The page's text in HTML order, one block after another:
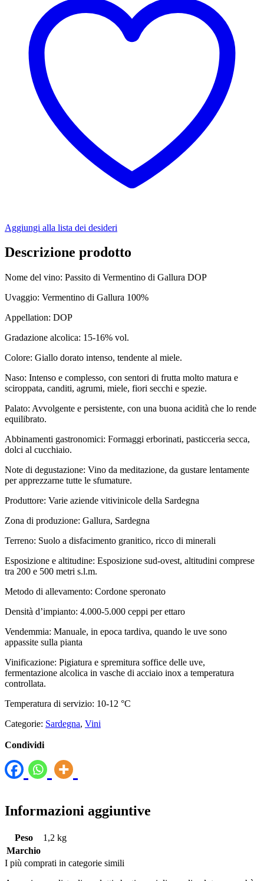
Aggiungi alla lista dei desideri
Descrizione prodotto
Nome del vino: Passito di Vermentino di Gallura DOP
Uvaggio: Vermentino di Gallura 100%
Appellation: DOP
Gradazione alcolica: 15-16% vol.
Colore: Giallo dorato intenso, tendente al miele.
Naso: Intenso e complesso, con sentori di frutta molto matura e
sciroppata, canditi, agrumi, miele, fiori secchi e spezie.
Palato: Avvolgente e persistente, con una buona acidità che lo rende
equilibrato.
Abbinamenti gastronomici: Formaggi erborinati, pasticceria secca,
dolci al cucchiaio.
Note di degustazione: Vino da meditazione, da gustare lentamente
per apprezzarne tutte le sfumature.
Produttore: Varie aziende vitivinicole della Sardegna
Zona di produzione: Gallura, Sardegna
Terreno: Suolo a disfacimento granitico, ricco di minerali
Esposizione e altitudine: Esposizione sud-ovest, altitudini comprese
tra 200 e 500 metri s.l.m.
Metodo di allevamento: Cordone speronato
Densità d’impianto: 4.000-5.000 ceppi per ettaro
Vendemmia: Manuale, in epoca tardiva, quando le uve sono
appassite sulla pianta
Vinificazione: Pigiatura e spremitura soffice delle uve,
fermentazione alcolica in vasche di acciaio inox a temperatura
controllata.
Temperatura di servizio: 10-12 °C
Categorie: Sardegna, Vini
Condividi
Informazioni aggiuntive
Peso
1,2 kg
Marchio
I più comprati in categorie simili